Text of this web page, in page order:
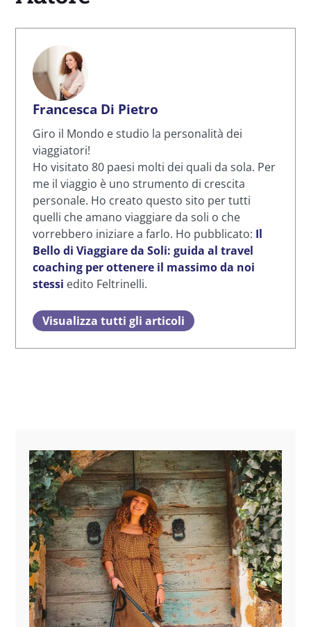
Francesca Di Pietro
Giro il Mondo e studio la personalità dei
viaggiatori!
Ho visitato 80 paesi molti dei quali da sola. Per
me il viaggio è uno strumento di crescita
personale. Ho creato questo sito per tutti
quelli che amano viaggiare da soli o che
vorrebbero iniziare a farlo. Ho pubblicato: Il
Bello di Viaggiare da Soli: guida al travel
coaching per ottenere il massimo da noi
stessi edito Feltrinelli.
Visualizza tutti gli articoli